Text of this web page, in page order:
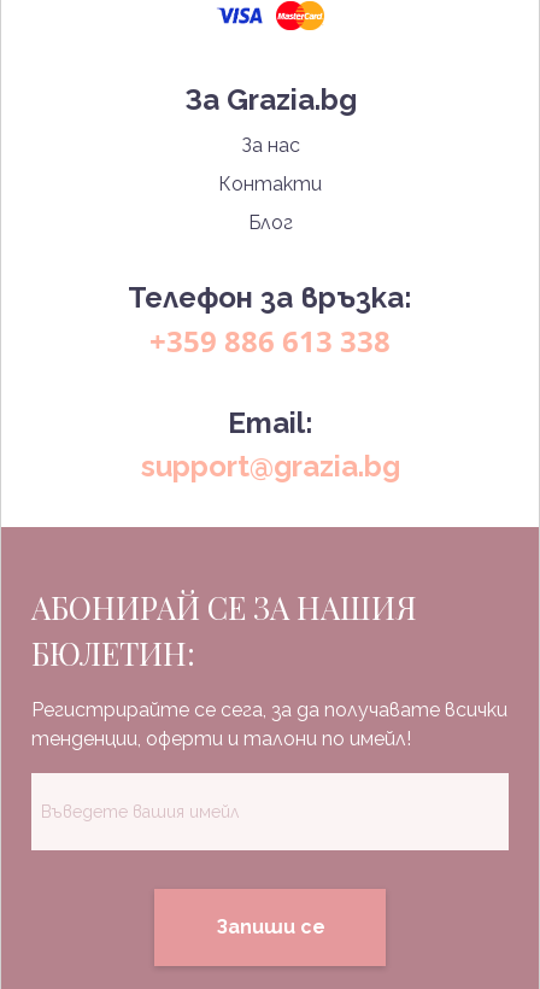
За Grazia.bg
За нас
Контакти
Блог
Телефон за връзка:
+359 886 613 338
Email:
support@grazia.bg
АБОНИРАЙ СЕ ЗА НАШИЯ
БЮЛЕТИН:
Регистрирайте се сега, за да получавате всички
тенденции, оферти и талони по имейл!
Запиши се